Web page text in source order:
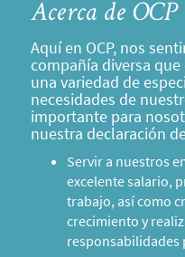
Acerca de OCP
Aquí en OCP, nos
compañía diversa
una variedad de
necesidades de
importante para
nuestra declaración
Servir a nuestros
excelente salario,
trabajo, así como
crecimiento y
responsabilidades